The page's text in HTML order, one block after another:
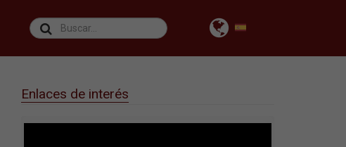
Enlaces de interés